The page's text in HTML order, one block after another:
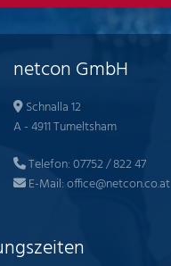
netcon GmbH
Schnalla 12
A - 4911 Tumeltsham
Telefon:07752 / 822 47
E-Mail:office@netcon.co.at